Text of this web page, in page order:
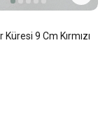
9 Cm Kırmızı